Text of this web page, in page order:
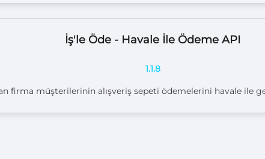
İş'le Öde - Havale İle Ödeme API
1.1.8
firma müşterilerinin alışveriş sepeti ödemelerini havale ile